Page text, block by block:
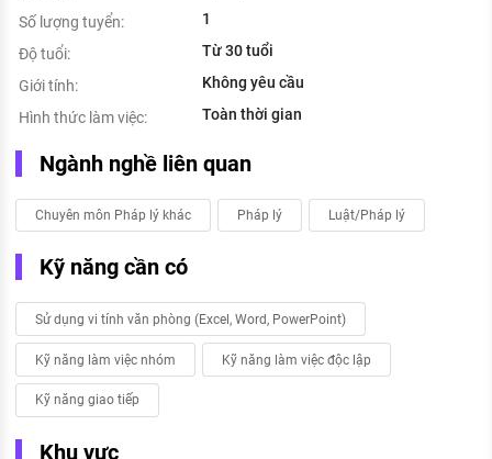
Số lượng tuyển:
1
Độ tuổi:
Từ 30 tuổi
Giới tính:
Không yêu cầu
Hình thức làm việc:
Toàn thời gian
Ngành nghề liên quan
Chuyên môn Pháp lý khác Pháp lý Luật/Pháp lý
Kỹ năng cần có
Sử dụng vi tính văn phòng (Excel, Word, PowerPoint)
Kỹ năng làm việc nhóm Kỹ năng làm việc độc lập
Kỹ năng giao tiếp
Khu vực